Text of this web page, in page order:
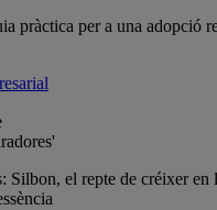
pràctica per a una adopció
Silbon, el repte de créixer en